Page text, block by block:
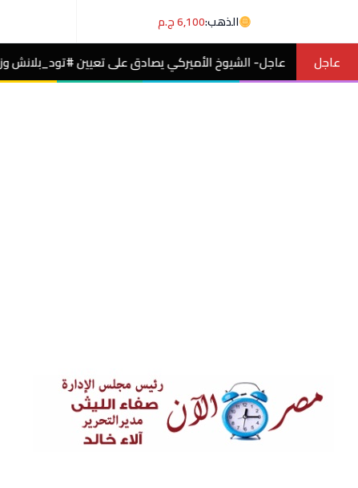
الذهب:6,100 ج.م
عاجلالأميركي يصادق على تعيين #تود_بلانش وزيرًا للعدل بفرق صوت.